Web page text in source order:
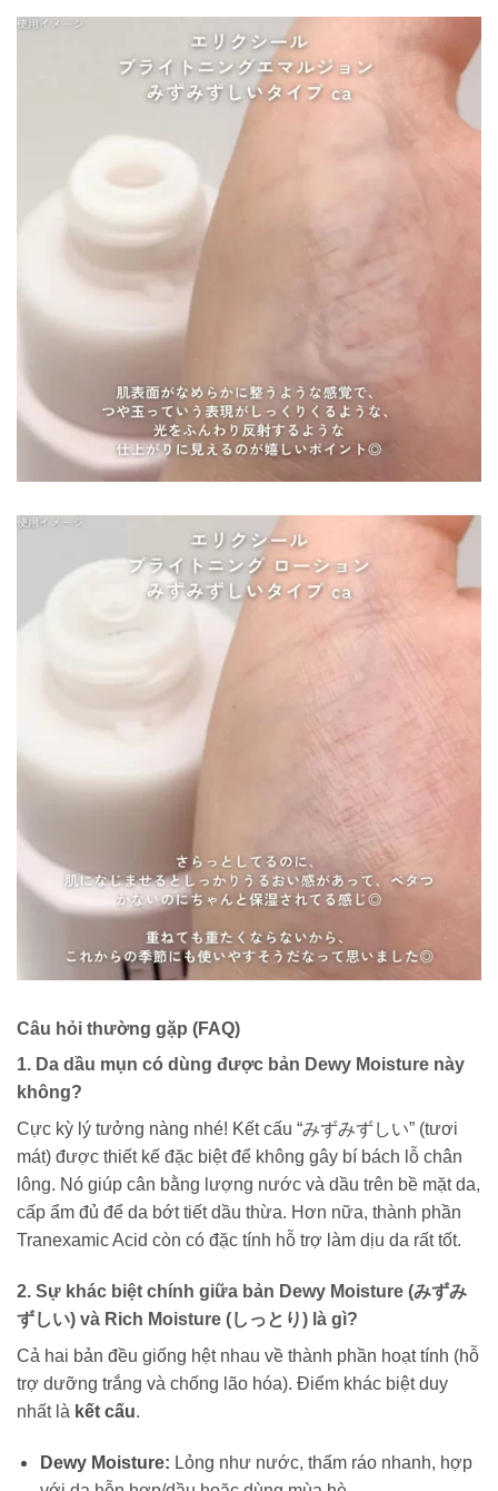
Câu hỏi thường gặp (FAQ)
1. Da dầu mụn có dùng được bản Dewy Moisture này
không?
Cực kỳ lý tưởng nàng nhé! Kết cấu “みずみずしい” (tươi
mát) được thiết kế đặc biệt để không gây bí bách lỗ chân
lông. Nó giúp cân bằng lượng nước và dầu trên bề mặt da,
cấp ẩm đủ để da bớt tiết dầu thừa. Hơn nữa, thành phần
Tranexamic Acid còn có đặc tính hỗ trợ làm dịu da rất tốt.
2. Sự khác biệt chính giữa bản Dewy Moisture (みずみ
ずしい) và Rich Moisture (しっとり) là gì?
Cả hai bản đều giống hệt nhau về thành phần hoạt tính (hỗ
trợ dưỡng trắng và chống lão hóa). Điểm khác biệt duy
nhất là kết cấu.
Dewy Moisture: Lỏng như nước, thấm ráo nhanh, hợp